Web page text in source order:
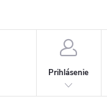
Prihlásenie